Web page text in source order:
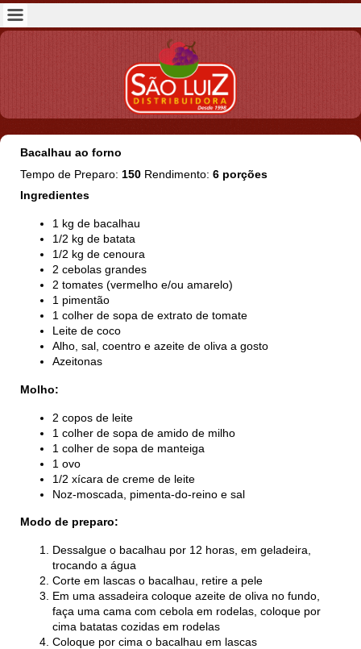
Bacalhau ao forno
Tempo de Preparo: 150 Rendimento: 6 porções
Ingredientes
1 kg de bacalhau
1/2 kg de batata
1/2 kg de cenoura
2 cebolas grandes
2 tomates (vermelho e/ou amarelo)
1 pimentão
1 colher de sopa de extrato de tomate
Leite de coco
Alho, sal, coentro e azeite de oliva a gosto
Azeitonas
Molho:
2 copos de leite
1 colher de sopa de amido de milho
1 colher de sopa de manteiga
1 ovo
1/2 xícara de creme de leite
Noz-moscada, pimenta-do-reino e sal
Modo de preparo:
Dessalgue o bacalhau por 12 horas, em geladeira,
trocando a água
Corte em lascas o bacalhau, retire a pele
Em uma assadeira coloque azeite de oliva no fundo,
faça uma cama com cebola em rodelas, coloque por
cima batatas cozidas em rodelas
Coloque por cima o bacalhau em lascas